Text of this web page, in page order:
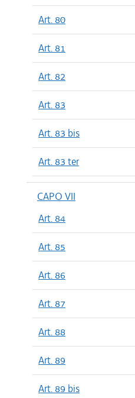
Art. 80
Art. 81
Art. 82
Art. 83
Art. 83 bis
Art. 83 ter
CAPO VII
Art. 84
Art. 85
Art. 86
Art. 87
Art. 88
Art. 89
Art. 89 bis